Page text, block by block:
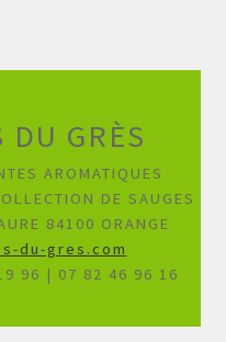
DU GRÈS
AROMATIQUES
DE SAUGES
84100 ORANGE
du-gres.com
96 | 07 82 46 96 16